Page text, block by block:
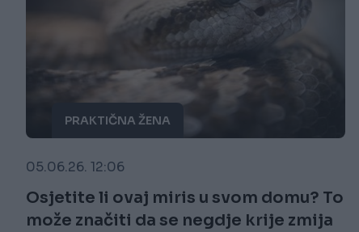
PRAKTIČNA ŽENA
05.06.26. 12:06
Osjetite li ovaj miris u svom domu? To
može značiti da se negdje krije zmija